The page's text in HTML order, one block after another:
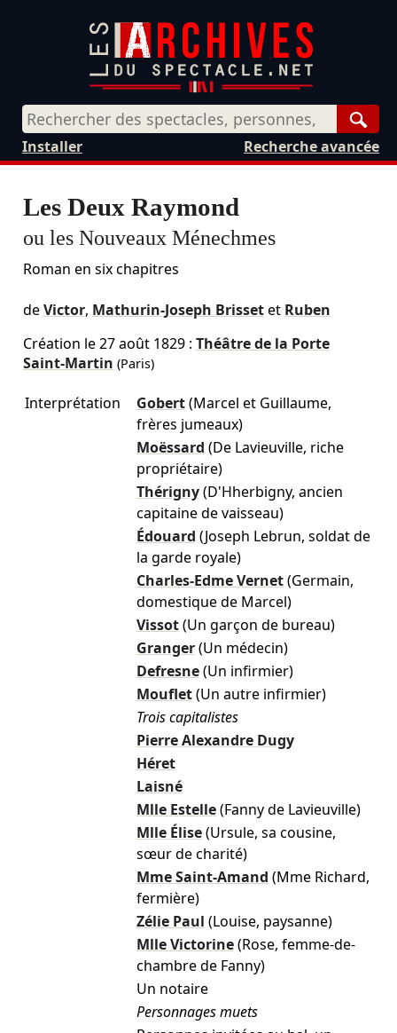
Recherche avancée
Installer
Les Deux Raymond
ou les Nouveaux Ménechmes
Roman en six chapitres
deVictor, Mathurin-Joseph Brissetet Ruben
Création le27 août 1829: Théâtre de la Porte
Saint-Martin (Paris)
Interprétation Gobert (Marcel et Guillaume,
frères jumeaux)
Moëssard (De Lavieuville, riche
propriétaire)
Thérigny (D'Hherbigny, ancien
capitaine de vaisseau)
Édouard (Joseph Lebrun, soldat de
la garde royale)
Charles-Edme Vernet (Germain,
domestique de Marcel)
Vissot (Un garçon de bureau)
Granger (Un médecin)
Defresne (Un infirmier)
Mouflet (Un autre infirmier)
Trois capitalistes
Pierre Alexandre Dugy
Héret
Laisné
Mlle Estelle (Fanny de Lavieuville)
Mlle Élise (Ursule, sa cousine,
sœur de charité)
Mme Saint-Amand (Mme Richard,
fermière)
Zélie Paul (Louise, paysanne)
Mlle Victorine (Rose, femme-de-
chambre de Fanny)
Un notaire
Personnages muets